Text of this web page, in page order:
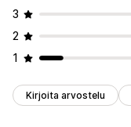
3
2
1
Kirjoita arvostelu